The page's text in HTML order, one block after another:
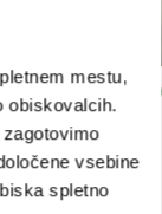
mestu,
obiskovalcih.
vsebine
spletno